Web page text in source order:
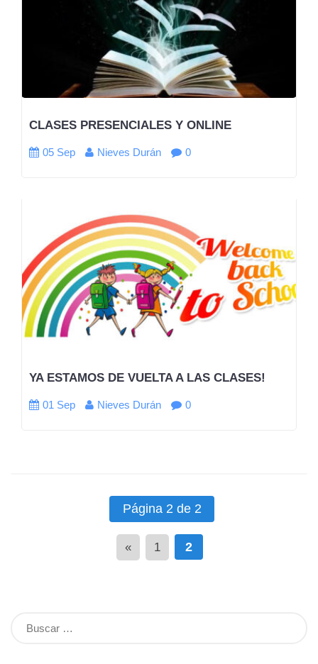
CLASES PRESENCIALES Y ONLINE
05 Sep Nieves Durán 0
YA ESTAMOS DE VUELTA A LAS CLASES!
01 Sep Nieves Durán 0
Página 2 de 2
« 1 2